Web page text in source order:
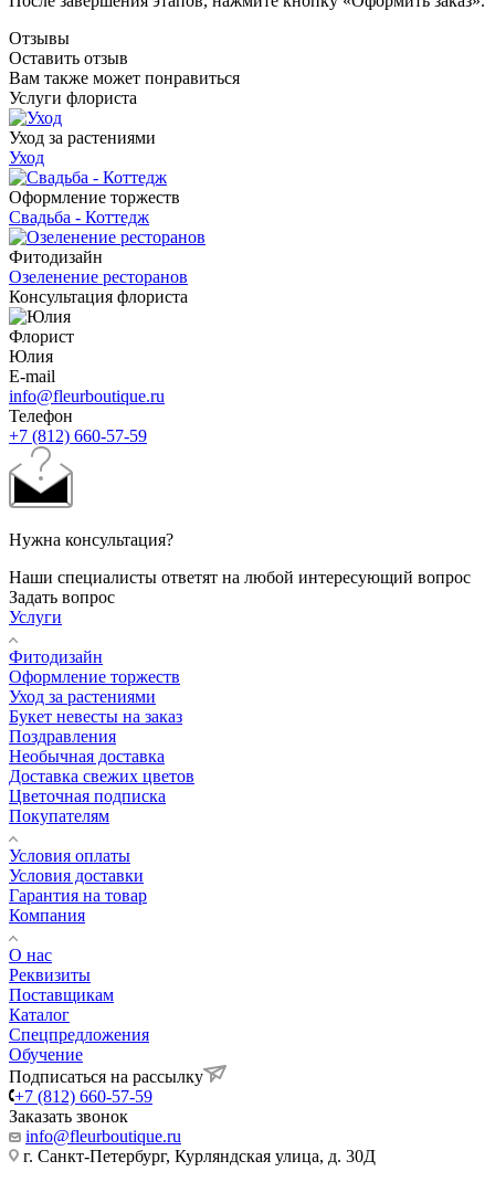
Отзывы
Оставить отзыв
Вам также может понравиться
Услуги флориста
Уход за растениями
Уход
Оформление торжеств
Свадьба - Коттедж
Фитодизайн
Озеленение ресторанов
Консультация флориста
Флорист
Юлия
E-mail
info@fleurboutique.ru
Телефон
+7 (812) 660-57-59
Нужна консультация?
Наши специалисты ответят на любой интересующий вопрос
Задать вопрос
Услуги
Фитодизайн
Оформление торжеств
Уход за растениями
Букет невесты на заказ
Поздравления
Необычная доставка
Доставка свежих цветов
Цветочная подписка
Покупателям
Условия оплаты
Условия доставки
Гарантия на товар
Компания
О нас
Реквизиты
Поставщикам
Каталог
Спецпредложения
Обучение
Подписаться на рассылку
+7 (812) 660-57-59
Заказать звонок
info@fleurboutique.ru
г. Санкт-Петербург, Курляндская улица, д. 30Д